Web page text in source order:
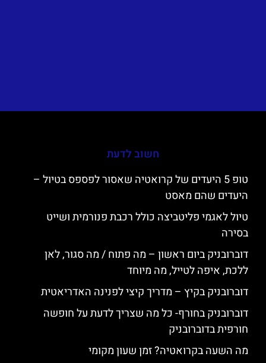
חשוב לדעת
טופ 5 היעדים של קרואטיה שאסור לפספס בטיול –
היעדים שהם מאסט
טיול לאגמי פליטביצה כולל רכבת פנורמית ושייט
בסירה
דוברובניק ביום ראשון – מה פתוח / מה סגור, לאן
ללכת, איפה לטייל, מה מיוחד
דוברובניק בקיץ – מדריך קיצי לפנינה האדריאטית
דוברובניק בחורף- כל מה שצריך לדעת על חופשה
חורפית בדוברובניק
מה השעה בקרואטיה? זמן שעון מקומי